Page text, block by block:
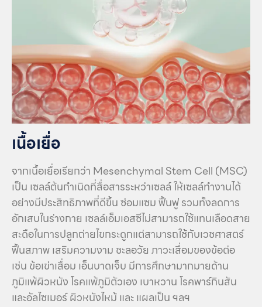
เนื้อเยื่อ
จากเนื้อเยื่อเรียกว่า Mesenchymal Stem Cell (MSC)
เป็น เซลล์ต้นกำเนิดที่สื่อสารระหว่าเซลล์ ให้เซลล์ทำงานได้
อย่างมีประสิทธิภาพที่ดีขึ้น ซ่อมแซม ฟื้นฟู รวมทั้งลดการ
อักเสบในร่างกาย เซลล์เอ็มเอสซีไม่สามารถใช้แทนเลือดสาย
สะดือในการปลูกถ่ายไขกระดูกแต่สามารถใช้กับเวชศาสตร์
ฟื้นสภาพ เสริมความงาม ชะลอวัย ภาวะเสื่อมของข้อต่อ
เช่น ข้อเข่าเสื่อม เอ็นบาดเจ็บ มีการศึกษามากมายด้าน
ภูมิแพ้ผิวหนัง โรคแพ้ภูมิตัวเอง เบาหวาน โรคพาร์กินสัน
และอัลไซเมอร์ ผิวหนังไหม้ และ แผลเป็น ฯลฯ